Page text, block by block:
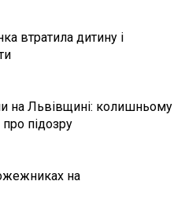
втратила дитину і
на Львівщині: колишньому
підозру
на